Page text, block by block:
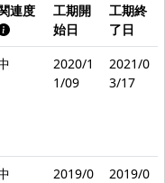
連度
工期開
始日
工期終
了日
2020/1
1/09
2021/0
3/17
2019/0
2019/0